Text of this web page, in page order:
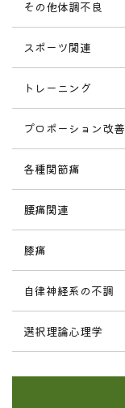
その他体調不良
スポーツ関連
トレーニング
プロポーション改善
各種関節痛
腰痛関連
膝痛
自律神経系の不調
選択理論心理学